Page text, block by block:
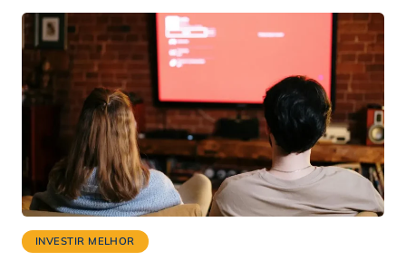
INVESTIR MELHOR